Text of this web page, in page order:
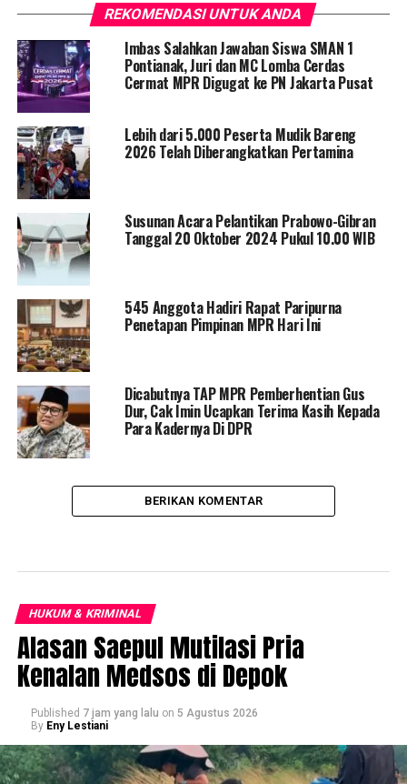
REKOMENDASI UNTUK ANDA
Imbas Salahkan Jawaban Siswa SMAN 1
Pontianak, Juri dan MC Lomba Cerdas
Cermat MPR Digugat ke PN Jakarta Pusat
Lebih dari 5.000 Peserta Mudik Bareng
2026 Telah Diberangkatkan Pertamina
Susunan Acara Pelantikan Prabowo-Gibran
Tanggal 20 Oktober 2024 Pukul 10.00 WIB
545 Anggota Hadiri Rapat Paripurna
Penetapan Pimpinan MPR Hari Ini
Dicabutnya TAP MPR Pemberhentian Gus
Dur, Cak Imin Ucapkan Terima Kasih Kepada
Para Kadernya Di DPR
BERIKAN KOMENTAR
HUKUM & KRIMINAL
Alasan Saepul Mutilasi Pria
Kenalan Medsos di Depok
Published 7 jam yang lalu on 5 Agustus 2026
By Eny Lestiani